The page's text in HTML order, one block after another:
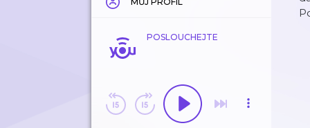
POSLOUCHEJTE